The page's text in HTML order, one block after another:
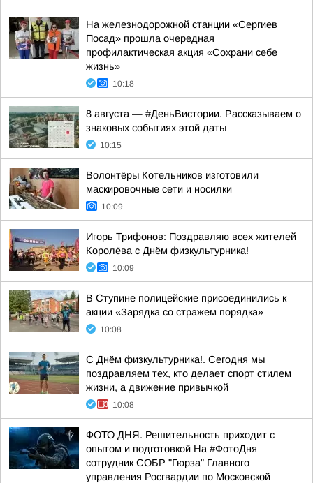
На железнодорожной станции «Сергиев
Посад» прошла очередная
профилактическая акция «Сохрани себе
жизнь»
10:18
8 августа — #ДеньВистории. Рассказываем о
знаковых событиях этой даты
10:15
Волонтёры Котельников изготовили
маскировочные сети и носилки
10:09
Игорь Трифонов: Поздравляю всех жителей
Королёва с Днём физкультурника!
10:09
В Ступине полицейские присоединились к
акции «Зарядка со стражем порядка»
10:08
С Днём физкультурника!. Сегодня мы
поздравляем тех, кто делает спорт стилем
жизни, а движение привычкой
10:08
ФОТО ДНЯ. Решительность приходит с
опытом и подготовкой На #ФотоДня
сотрудник СОБР "Гюрза" Главного
управления Росгвардии по Московской